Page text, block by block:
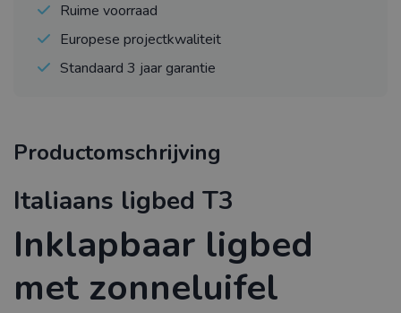
Ruime voorraad
Europese projectkwaliteit
Standaard 3 jaar garantie
Productomschrijving
Italiaans ligbed T3
Inklapbaar ligbed
met zonneluifel